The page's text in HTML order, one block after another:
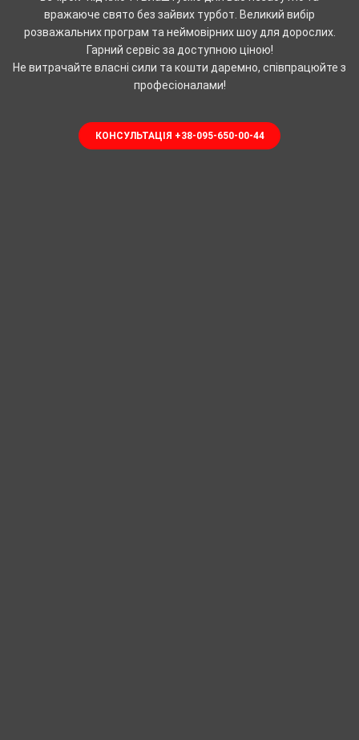
вражаюче свято без зайвих турбот. Великий вибір
розважальних програм та неймовірних шоу для дорослих.
Гарний сервіс за доступною ціною!
Не витрачайте власні сили та кошти даремно, співпрацюйте з
професіоналами!
КОНСУЛЬТАЦІЯ +38-095-650-00-44